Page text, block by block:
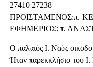
27410 27238
ΠΡΟΙΣΤΑΜΕΝΟΣ:π.
ΕΦΗΜΕΡΙΟΣ: π.
Ο παλαιός Ι. Ναός
Ήταν παρεκκλήσιο του